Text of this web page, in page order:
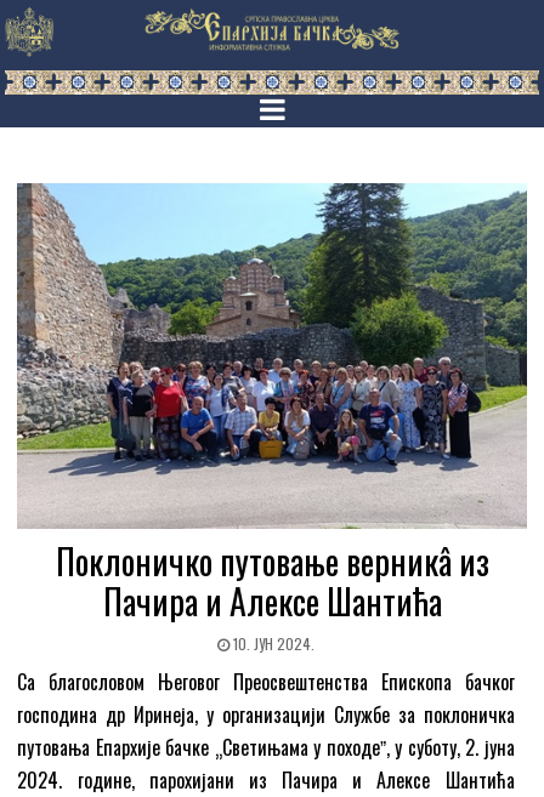
Поклоничко путовање верникâ из
Пачира и Алексe Шантића
10. ЈУН 2024.
Са благословом Његовог Преосвештенства Епископа бачког
господина др Иринеја, у организацији Службе за поклоничка
путовања Епархије бачке „Светињама у походеˮ, у суботу, 2. јуна
2024. године, парохијани из Пачира и Алексе Шантића